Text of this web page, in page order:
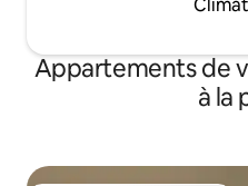
Appartements de
à la